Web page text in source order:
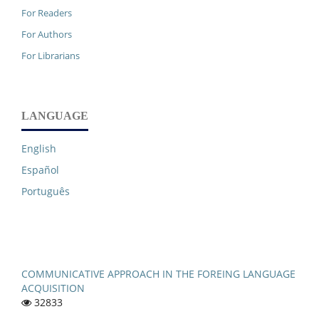
For Readers
For Authors
For Librarians
LANGUAGE
English
Español
Português
COMMUNICATIVE APPROACH IN THE FOREING LANGUAGE
ACQUISITION
32833